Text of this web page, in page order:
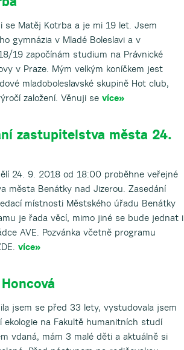
se Matěj Kotrba a je mi 19 let. Jsem
gymnázia v Mladé Boleslavi a v
19 započínám studium na Právnické
v Praze. Mým velkým koníčkem jest
mladoboleslavské skupině Hot club,
založení. Věnuji se více»
zastupitelstva města 24.
24. 9. 2018 od 18:00 proběhne veřejné
města Benátky nad Jizerou. Zasedání
místnosti Městského úřadu Benátky
je řada věcí, mimo jiné se bude jednat i
AVE. Pozvánka včetně programu
více»
jsem se před 33 lety, vystudovala jsem
ekologie na Fakultě humanitních studí
vdaná, mám 3 malé děti a aktuálně si